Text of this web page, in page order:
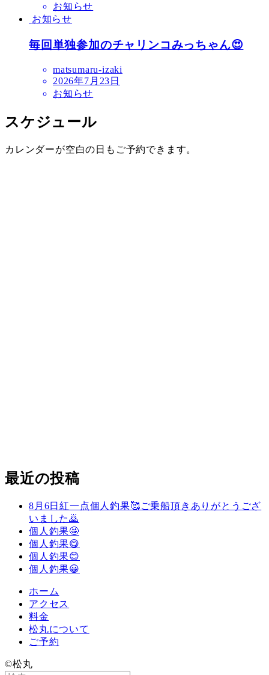
お知らせ
お知らせ
毎回単独参加のチャリンコみっちゃん😍
matsumaru-izaki
2026年7月23日
お知らせ
スケジュール
カレンダーが空白の日もご予約できます。
最近の投稿
8月6日紅一点個人釣果🥰ご乗船頂きありがとうござ
いました🙇
個人釣果🤩
個人釣果😋
個人釣果😊
個人釣果😀
ホーム
アクセス
料金
松丸について
ご予約
©️松丸